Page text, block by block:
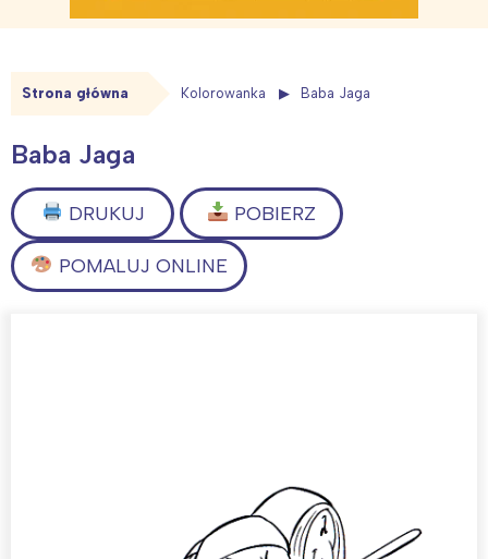
Strona główna Kolorowanka Baba Jaga
Baba Jaga
DRUKUJ POBIERZ
POMALUJ ONLINE